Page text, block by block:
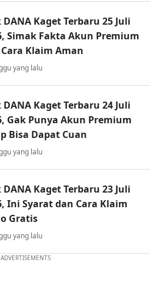
Kaget Terbaru 25 Juli
Simak Fakta Akun Premium
Klaim Aman
yang lalu
Kaget Terbaru 24 Juli
Gak Punya Akun Premium
Bisa Dapat Cuan
yang lalu
Kaget Terbaru 23 Juli
Ini Syarat dan Cara Klaim
Gratis
yang lalu
ADVERTISEMENTS